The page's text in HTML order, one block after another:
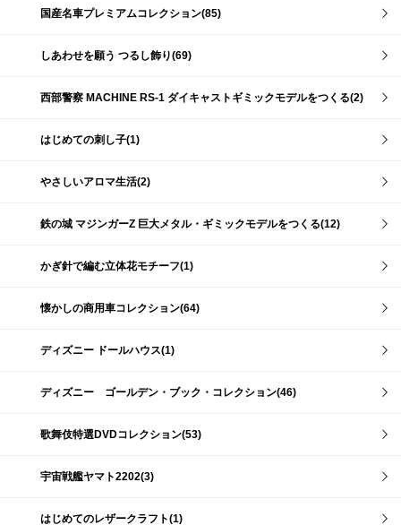
国産名車プレミアムコレクション(85)
しあわせを願う つるし飾り(69)
西部警察 MACHINE RS-1 ダイキャストギミックモデルをつくる(2)
はじめての刺し子(1)
やさしいアロマ生活(2)
鉄の城 マジンガーZ 巨大メタル・ギミックモデルをつくる(12)
かぎ針で編む立体花モチーフ(1)
懐かしの商用車コレクション(64)
ディズニー ドールハウス(1)
ディズニー ゴールデン・ブック・コレクション(46)
歌舞伎特選DVDコレクション(53)
宇宙戦艦ヤマト2202(3)
はじめてのレザークラフト(1)